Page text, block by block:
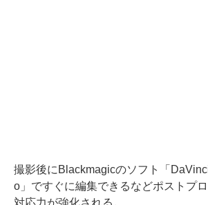
撮影後にBlackmagicのソフト「
o」ですぐに編集できるなどポストプ
対応力が強化される。